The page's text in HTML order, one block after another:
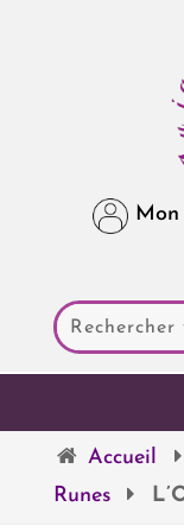
Mon
Accueil
Runes